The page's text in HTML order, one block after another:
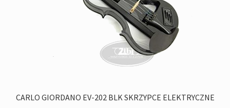
CARLO GIORDANO EV-202 BLK SKRZYPCE ELEKTRYCZNE